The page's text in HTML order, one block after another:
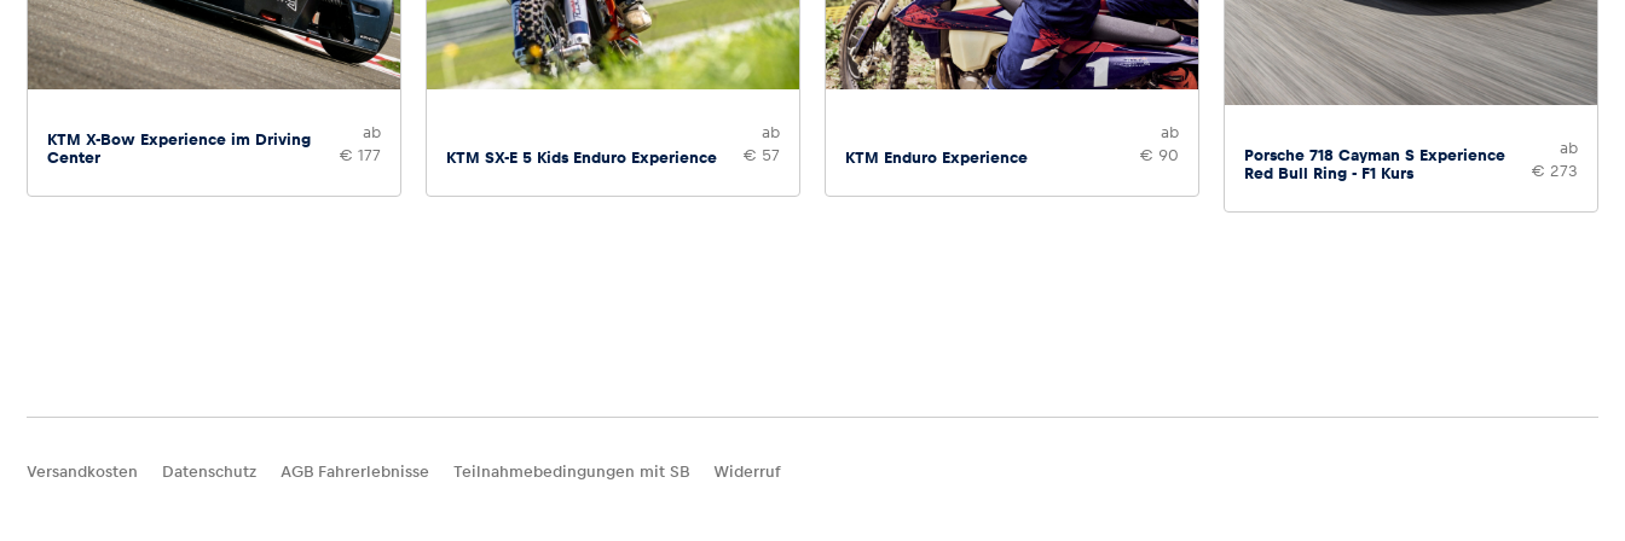
KTM X-Bow Experience im Driving
Center
ab
€ 177
KTM SX-E 5 Kids Enduro Experience
ab
€ 57
KTM Enduro Experience
ab
€ 90
Porsche 718 Cayman S Experience
Red Bull Ring - F1 Kurs
ab
€ 273
Versandkosten Datenschutz AGB Fahrerlebnisse Teilnahmebedingungen mit SB Widerruf